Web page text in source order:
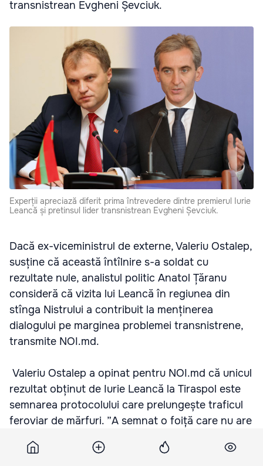
transnistrean Evgheni Șevciuk.
Experții apreciază diferit prima întrevedere dintre premierul Iurie
Leancă și pretinsul lider transnistrean Evgheni Șevciuk.
Dacă ex-viceministrul de externe, Valeriu Ostalep,
susține că această întîlnire s-a soldat cu
rezultate nule, analistul politic Anatol Țăranu
consideră că vizita lui Leancă în regiunea din
stînga Nistrului a contribuit la menținerea
dialogului pe marginea problemei transnistrene,
transmite NOI.md.
Valeriu Ostalep a opinat pentru NOI.md că unicul
rezultat obținut de Iurie Leancă la Tiraspol este
semnarea protocolului care prelungește traficul
feroviar de mărfuri. ”A semnat o foiță care nu are
care noi le avem cu regiunea transnistreană.